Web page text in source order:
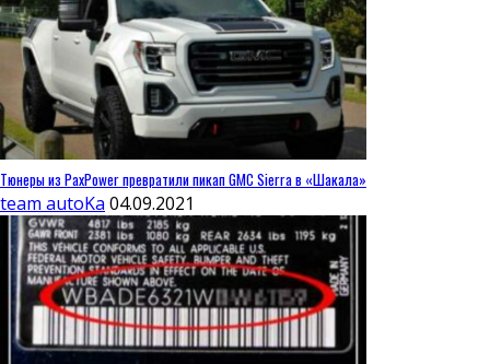
Тюнеры из PaxPower превратили пикап GMC Sierra в «Шакала»
team autoKa 04.09.2021